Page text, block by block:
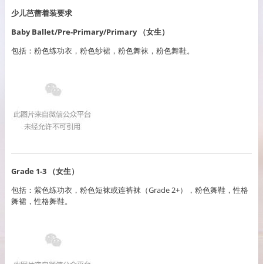
少儿芭蕾着装要求
Baby Ballet/Pre-Primary/Primary （女生）
包括：粉色练功衣，粉色纱裙，粉色舞袜，粉色舞鞋。
Grade 1-3 （女生）
包括：紫色练功衣，粉色短袜或连裤袜（Grade 2+），粉色舞鞋，性格
舞裙，性格舞鞋。